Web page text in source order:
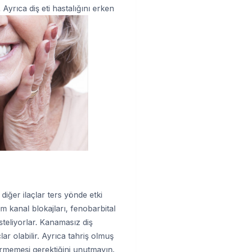
diş eti hastalığını erken
ilaçlar ters yönde etki
kanal blokajları, fenobarbital
Kanamasız diş
olabilir. Ayrıca tahriş olmuş
gerektiğini unutmayın.